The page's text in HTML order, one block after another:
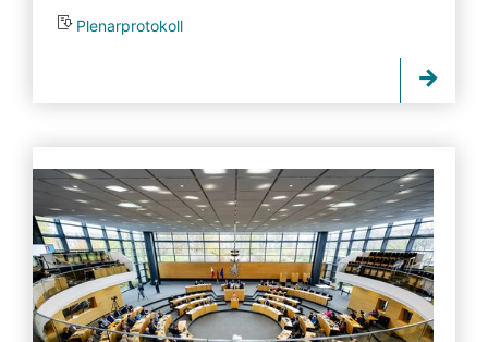
Plenarprotokoll